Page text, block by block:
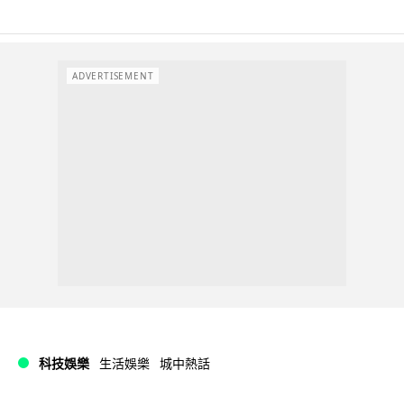
ADVERTISEMENT
科技娛樂 生活娛樂 城中熱話